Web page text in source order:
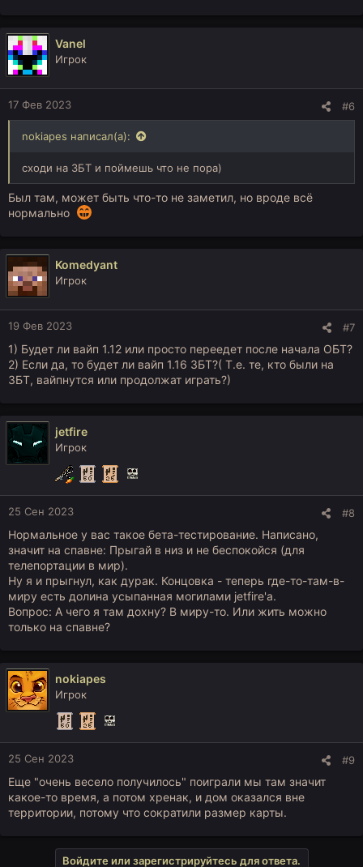
Vanel
Игрок
17 Фев 2023 #6
nokiapes написал(а):
сходи на ЗБТ и поймешь что не пора)
Был там, может быть что-то не заметил, но вроде всё
нормально
Komedyant
Игрок
19 Фев 2023 #7
1) Будет ли вайп 1.12 или просто переедет после начала ОБТ?
2) Если да, то будет ли вайп 1.16 ЗБТ?( Т.е. те, кто были на
ЗБТ, вайпнутся или продолжат играть?)
jetfire
Игрок
25 Сен 2023 #8
Нормальное у вас такое бета-тестирование. Написано,
значит на спавне: Прыгай в низ и не беспокойся (для
телепортации в мир).
Ну я и прыгнул, как дурак. Концовка - теперь где-то-там-в-
миру есть долина усыпанная могилами jetfire'а.
Вопрос: А чего я там дохну? В миру-то. Или жить можно
только на спавне?
nokiapes
Игрок
25 Сен 2023 #9
Еще "очень весело получилось" поиграли мы там значит
какое-то время, а потом хренак, и дом оказался вне
территории, потому что сократили размер карты.
Войдите или зарегистрируйтесь для ответа.